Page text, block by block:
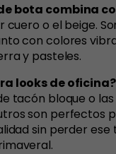
bota combina
cuero o el beige.
con colores
y pasteles.
looks de oficina?
tacón bloque o
son perfectos
sin perder ese